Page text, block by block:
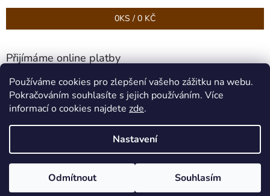
Používáme cookies pro zlepšení vašeho zážitku na webu.
Pokračováním souhlasíte s jejich používáním. Více
informací o cookies najdete zde.
Nastavení
Odmítnout Souhlasím
0KS / 0 KČ
Přijímáme online platby
Vytvořil Shoptet
Copyright 2026Podlahy HAVEL . Všechna práva vyhrazena.